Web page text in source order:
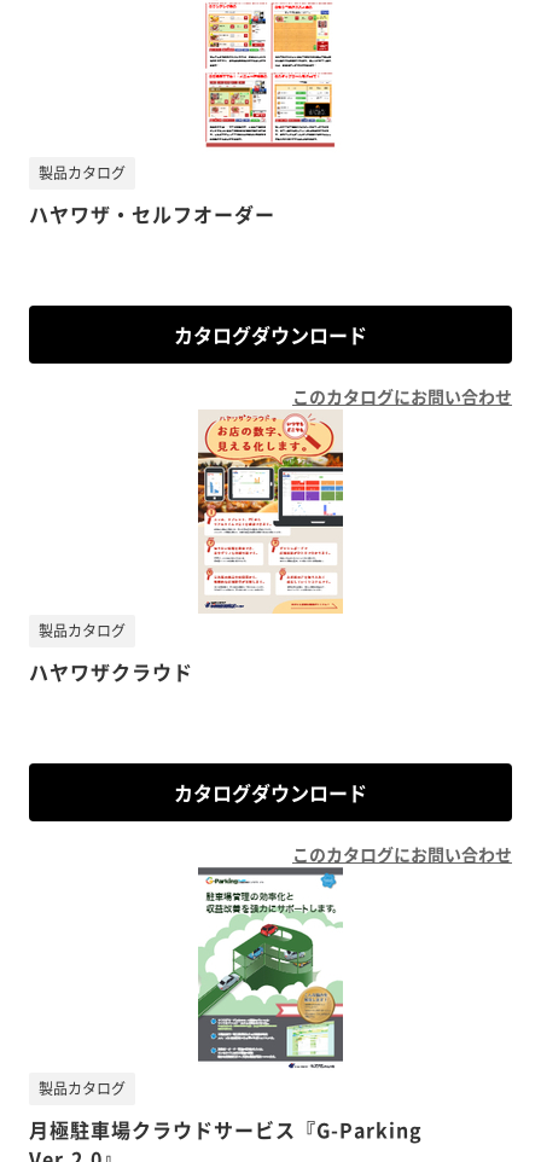
ハヤワザ・セルフオーダー
製品カタログ
カタログダウンロード
このカタログにお問い合わせ
ハヤワザクラウド
製品カタログ
カタログダウンロード
このカタログにお問い合わせ
月極駐車場クラウドサービス『G-Parking
製品カタログ